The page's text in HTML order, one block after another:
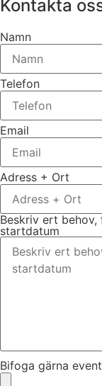
Kontakta
Namn
Telefon
Email
Adress + Ort
Beskriv ert
startdatum
Bifoga gärna